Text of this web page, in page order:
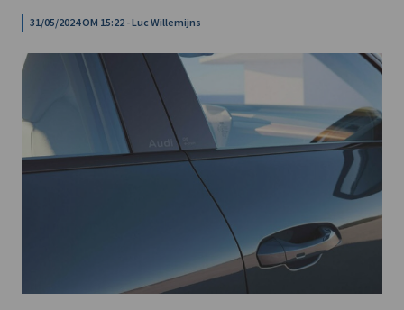
31/05/2024 OM 15:22 - Luc Willemijns